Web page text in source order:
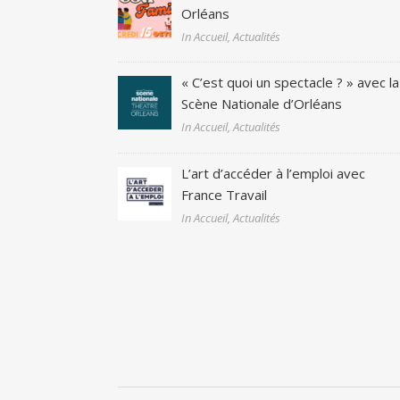
Orléans
In Accueil, Actualités
« C’est quoi un spectacle ? » avec la
Scène Nationale d’Orléans
In Accueil, Actualités
L’art d’accéder à l’emploi avec
France Travail
In Accueil, Actualités